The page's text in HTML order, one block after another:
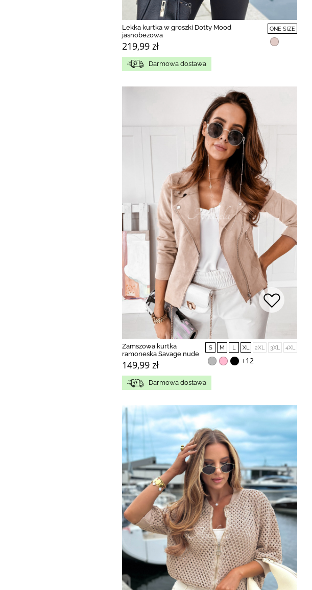
Lekka kurtka w groszki Dotty Mood
jasnobeżowa
219,99 zł
ONE SIZE
Darmowa dostawa
Zamszowa kurtka
ramoneska Savage nude
149,99 zł
S M L XL 2XL 3XL 4XL
+12
Darmowa dostawa